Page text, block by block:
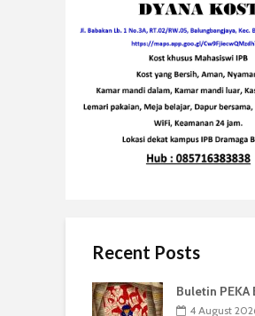
Recent Posts
Buletin PEKA
4 August